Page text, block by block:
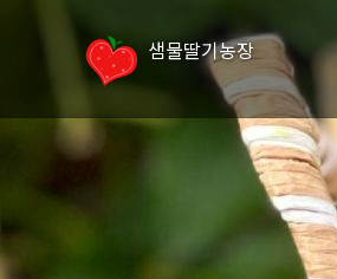
샘물딸기농장